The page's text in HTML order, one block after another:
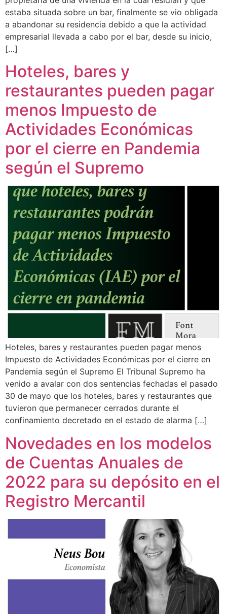
estaba situada sobre un bar, finalmente se vio obligada
a abandonar su residencia debido a que la actividad
empresarial llevada a cabo por el bar, desde su inicio,
[…]
Hoteles, bares y
restaurantes pueden pagar
menos Impuesto de
Actividades Económicas
por el cierre en Pandemia
según el Supremo
Hoteles, bares y restaurantes pueden pagar menos
Impuesto de Actividades Económicas por el cierre en
Pandemia según el Supremo El Tribunal Supremo ha
venido a avalar con dos sentencias fechadas el pasado
30 de mayo que los hoteles, bares y restaurantes que
tuvieron que permanecer cerrados durante el
confinamiento decretado en el estado de alarma […]
Novedades en los modelos
de Cuentas Anuales de
2022 para su depósito en el
Registro Mercantil